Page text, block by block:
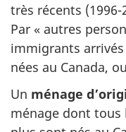
très récents (1996-
Par « autres
immigrants
nées au Canada,
Un ménage
ménage dont tous